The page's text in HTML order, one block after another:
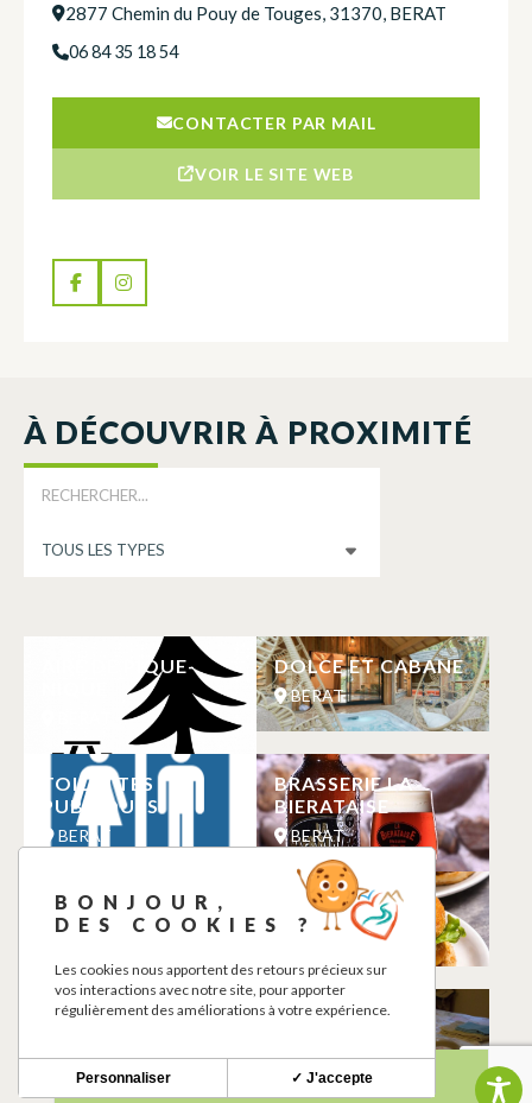
2877 Chemin du Pouy de Touges, 31370, BERAT
06 84 35 18 54
CONTACTER PAR MAIL
VOIR LE SITE WEB
À DÉCOUVRIR À PROXIMITÉ
AIRE DE PIQUE-
DOLCE ET CABANE
BERAT
TOILETTES
PUBLIQUES
BERAT
BRASSERIE LA
BIERATAISE
BERAT
MADEMOISELLE
SAFRAN
LA BONNE PART
BERAT
SUPERETTE VIVAL LE SOUBIRAN
BONJOUR,
DES COOKIES ?
Les cookies nous apportent des retours précieux sur
vos interactions avec notre site, pour apporter
régulièrement des améliorations à votre expérience.
✓ J'accepte
Personnaliser